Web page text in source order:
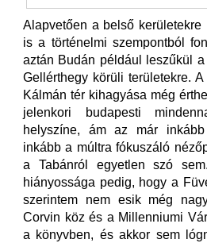
Alapvetően a belső kerületekre
is a történelmi szempontból
aztán Budán például leszűkül
Gellérthegy körüli területekre. A
Kálmán tér kihagyása még
jelenkori budapesti
helyszíne, ám az már
inkább a múltra fókuszáló
a Tabánról egyetlen szó
hiányossága pedig, hogy a
szerintem nem esik még
Corvin köz és a Millenniumi
a könyvben, és akkor sem